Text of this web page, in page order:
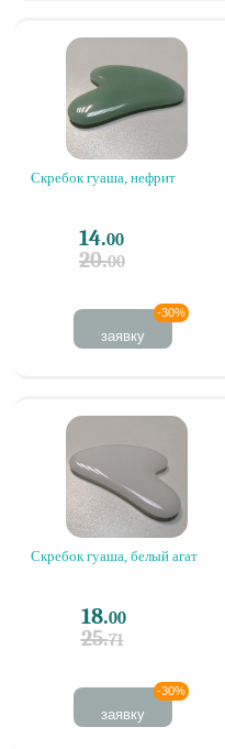
Скребок гуаша, нефрит
14.00
20.00
-30%
заявку
Скребок гуаша, белый агат
18.00
25.71
-30%
заявку